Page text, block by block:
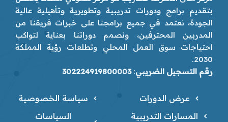
بتقديم برامج ودورات تدريبية وتطويرية وتأهيلية عالية
الجودة، نعتمد في جميع برامجنا على خبرات فريقنا من
المدربين المحترفين، ونصمم دوراتنا بعناية لتواكب
احتياجات سوق العمل المحلي وتطلعات رؤية المملكة
2030.
رقم التسجيل الضريبي:
302224919800003
عرض الدورات
المسارات التدريبية
سياسة الخصوصية
السياسات